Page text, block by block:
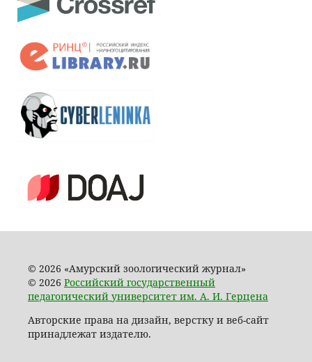
© 2026 «Амурский зоологический журнал»
© 2026 Российский государственный
педагогический университет им. А. И. Герцена
Авторские права на дизайн, верстку и веб-сайт
принадлежат издателю.